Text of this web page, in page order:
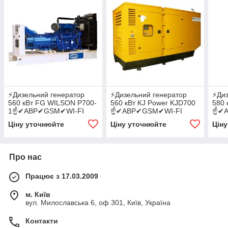
⚡Дизельний генератор
560 кВт FG WILSON P700-
1☝✔АВР✔GSM✔WI-FI
Ціну уточнюйте
⚡️Дизельний генератор
560 кВт KJ Power KJD700
☝✔АВР✔GSM✔WI-FI
Ціну уточнюйте
580
Про нас
Працює з 17.03.2009
м. Київ
вул. Милославська 6, оф 301, Київ, Україна
Контакти